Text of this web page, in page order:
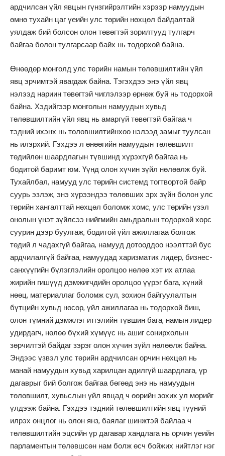
ардчилсан үйл явцын гүнзгийрэлтийн хэрээр намуудын
өмнө тухайн цаг үеийн улс төрийн нөхцөл байдалтай
уялдаж бий болсон олон төвөгтэй зорилтууд тулгарч
байгаа болон тулгарсаар байх нь тодорхой байна.
Өнөөдөр монголд улс төрийн намын төлөвшилтийн үйл
явц эрчимтэй явагдаж байна. Тэгэхдээ энэ үйл явц
нэлээд нариин төвөгтэй чиглэлээр өрнөж буй нь тодорхой
байна. Хэдийгээр монголын намуудын хувьд
төлөвшилтийн үйл явц нь амаргүй төвөгтэй байгаа ч
тэдний ихэнх нь төлөвшилтийнхөө нэлээд замыг туулсан
нь илэрхий. Гэхдээ л өнөөгийн намуудын төлөвшилт
төдийлөн шаардлагын түвшинд хүрэхгүй байгаа нь
бодитой баримт юм. Үүнд олон хүчин зүйл нөлөөлж буй.
Тухайлбал, намууд улс төрийн системд тогтвортой байр
суурь эзлэж, энэ хүрээндээ төлөвших эрх зүйн болон улс
төрийн хангалттай нөхцөл боломж хомс, улс төрийн үзэл
онолын үнэт зүйлсээ нийгмийн амьдралын тодорхой хөрс
суурин дээр буулгаж, бодитой үйл ажиллагаа болгож
төдий л чадахгүй байгаа, намууд дотооддоо нээлттэй бус
ардчилалгүй байгаа, намуудад харизматик лидер, бизнес-
санхүүгийн бүлэглэлийн оролцоо нөлөө хэт их атлаа
жирийн гишүүд дэмжигчдийн оролцоо үүрэг бага, хүний
нөөц, материаллаг боломж сул, зохион байгуулалтын
бүтцийн хувьд нөсөр, үйл ажиллагаа нь тодорхой биш,
олон түмний дэмжлэг итгэлийн түвшин бага, намын лидер
удирдагч, нөлөө бүхий хүмүүс нь ашиг сонирхолын
зөрчилтэй байдаг зэрэг олон хүчин зүйл нөлөөлж байна.
Эндээс үзвэл улс төрийн ардчилсан орчин нөхцөл нь
манай намуудын хувьд харилцан адилгүй шаардлага, үр
дагаврыг бий болгож байгаа бөгөөд энэ нь намуудын
төлөвшилт, хувьслын үйл явцад ч өөрийн зохих ул мөрийг
үлдээж байна. Гэхдээ тэдний төлөвшилтийн явц түүний
илрэх онцлог нь олон янз, баялаг шинжтэй байлаа ч
төлөвшилтийн эцсийн үр дагавар хандлага нь орчин үеийн
парламентын төлөвшсөн нам болж өсч бойжих нийтлэг нэг